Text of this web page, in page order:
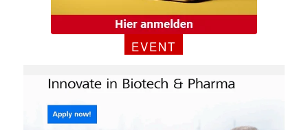
EVENT